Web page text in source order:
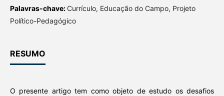
Palavras-chave: Currículo, Educação do Campo, Projeto
Político-Pedagógico
RESUMO
O presente artigo tem como objeto de estudo os desafios